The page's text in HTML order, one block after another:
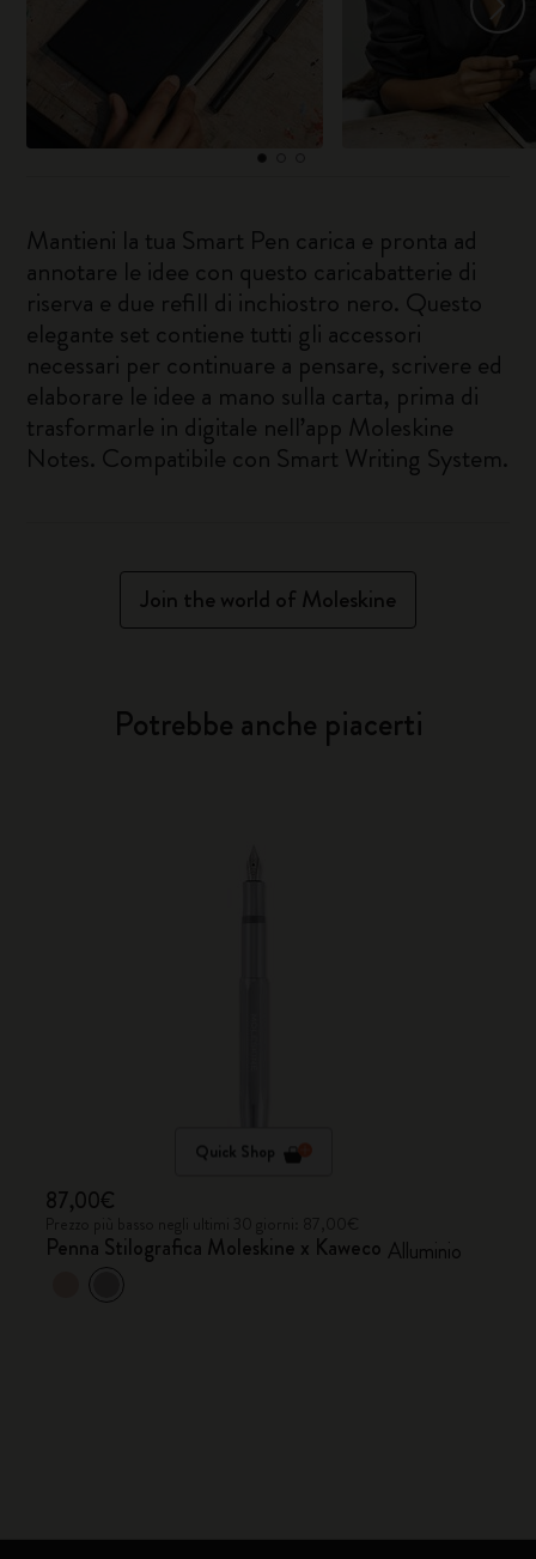
Mantieni la tua Smart Pen carica e pronta ad
annotare le idee con questo caricabatterie di
riserva e due refill di inchiostro nero. Questo
elegante set contiene tutti gli accessori
necessari per continuare a pensare, scrivere ed
elaborare le idee a mano sulla carta, prima di
trasformarle in digitale nell’app Moleskine
Notes. Compatibile con Smart Writing System.
Join the world of Moleskine
Potrebbe anche piacerti
Quick Shop
87,00€
Penna Stilografica Moleskine x Kaweco Alluminio